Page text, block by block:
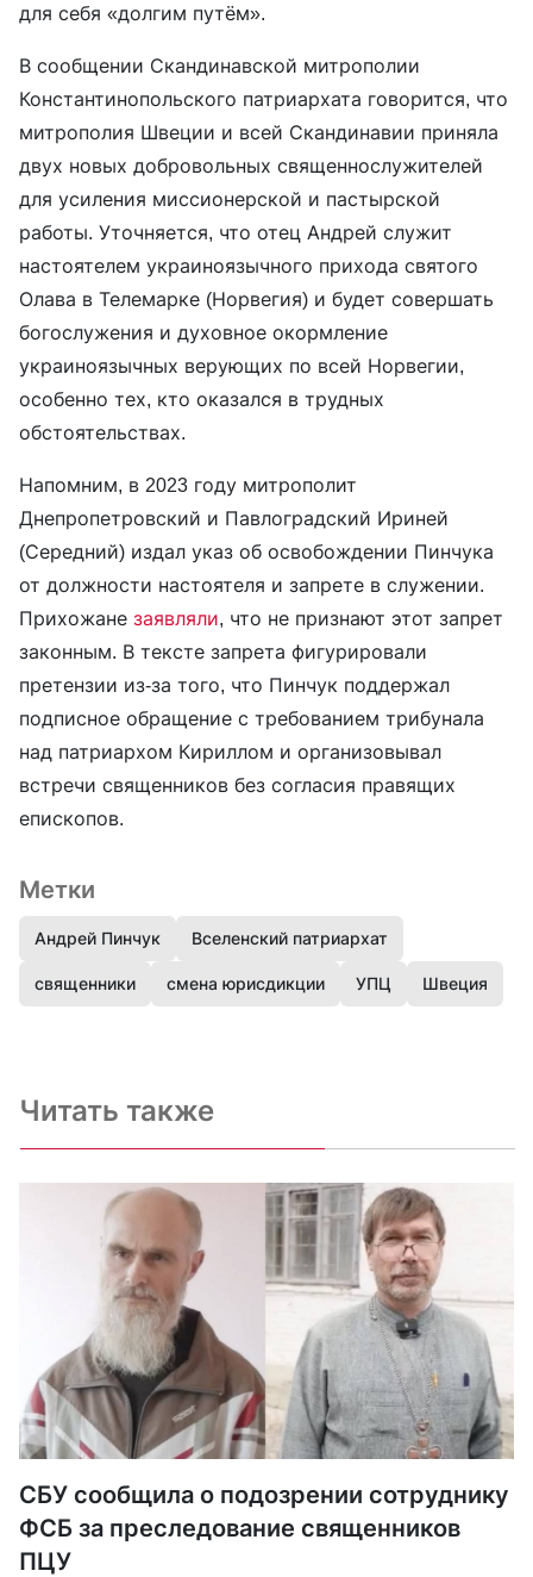
для себя «долгим путём».
В сообщении Скандинавской митрополии
Константинопольского патриархата говорится, что
митрополия Швеции и всей Скандинавии приняла
двух новых добровольных священнослужителей
для усиления миссионерской и пастырской
работы. Уточняется, что отец Андрей служит
настоятелем украиноязычного прихода святого
Олава в Телемарке (Норвегия) и будет совершать
богослужения и духовное окормление
украиноязычных верующих по всей Норвегии,
особенно тех, кто оказался в трудных
обстоятельствах.
Напомним, в 2023 году митрополит
Днепропетровский и Павлоградский Ириней
(Середний) издал указ об освобождении Пинчука
от должности настоятеля и запрете в служении.
Прихожане заявляли, что не признают этот запрет
законным. В тексте запрета фигурировали
претензии из-за того, что Пинчук поддержал
подписное обращение с требованием трибунала
над патриархом Кириллом и организовывал
встречи священников без согласия правящих
епископов.
Метки
Андрей Пинчук Вселенский патриархат
священники смена юрисдикции УПЦ Швеция
Читать также
СБУ сообщила о подозрении сотруднику
ФСБ за преследование священников
ПЦУ